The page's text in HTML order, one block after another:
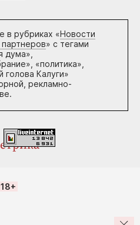
в рубриках «Новости
» с тегами
дума»,
«политика»,
голова Калуги»
рекламно-
18+